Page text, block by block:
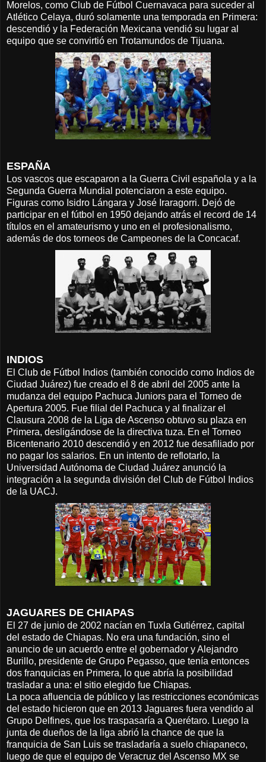
Morelos, como Club de Fútbol Cuernavaca para suceder al
Atlético Celaya, duró solamente una temporada en Primera:
descendió y la Federación Mexicana vendió su lugar al
equipo que se convirtió en Trotamundos de Tijuana.
ESPAÑA
Los vascos que escaparon a la Guerra Civil española y a la
Segunda Guerra Mundial potenciaron a este equipo.
Figuras como Isidro Lángara y José Iraragorri. Dejó de
participar en el fútbol en 1950 dejando atrás el record de 14
títulos en el amateurismo y uno en el profesionalismo,
además de dos torneos de Campeones de la Concacaf.
INDIOS
El Club de Fútbol Indios (también conocido como Indios de
Ciudad Juárez) fue creado el 8 de abril del 2005 ante la
mudanza del equipo Pachuca Juniors para el Torneo de
Apertura 2005. Fue filial del Pachuca y al finalizar el
Clausura 2008 de la Liga de Ascenso obtuvo su plaza en
Primera, desligándose de la directiva tuza. En el Torneo
Bicentenario 2010 descendió y en 2012 fue desafiliado por
no pagar los salarios. En un intento de reflotarlo, la
Universidad Autónoma de Ciudad Juárez anunció la
integración a la segunda división del Club de Fútbol Indios
de la UACJ.
JAGUARES DE CHIAPAS
El 27 de junio de 2002 nacían en Tuxla Gutiérrez, capital
del estado de Chiapas. No era una fundación, sino el
anuncio de un acuerdo entre el gobernador y Alejandro
Burillo, presidente de Grupo Pegasso, que tenía entonces
dos franquicias en Primera, lo que abría la posibilidad
trasladar a una: el sitio elegido fue Chiapas.
La poca afluencia de público y las restricciones económicas
del estado hicieron que en 2013 Jaguares fuera vendido al
Grupo Delfines, que los traspasaría a Querétaro. Luego la
junta de dueños de la liga abrió la chance de que la
franquicia de San Luis se trasladaría a suelo chiapaneco,
luego de que el equipo de Veracruz del Ascenso MX se